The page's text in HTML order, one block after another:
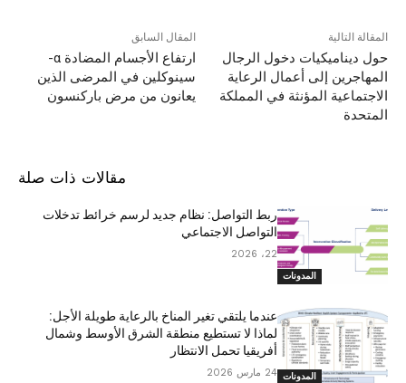
المقال السابق
ارتفاع الأجسام المضادة α-
سينوكلين في المرضى الذين
يعانون من مرض باركنسون
المقالة التالية
حول ديناميكيات دخول الرجال
المهاجرين إلى أعمال الرعاية
الاجتماعية المؤنثة في المملكة
المتحدة
مقالات ذات صلة
المدونات
ربط التواصل: نظام جديد لرسم خرائط تدخلات
التواصل الاجتماعي
22، 2026
المدونات
عندما يلتقي تغير المناخ بالرعاية طويلة الأجل:
لماذا لا تستطيع منطقة الشرق الأوسط وشمال
أفريقيا تحمل الانتظار
24 مارس 2026